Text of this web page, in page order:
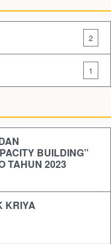
2
1
BUILDING”
TAHUN 2023
KRIYA